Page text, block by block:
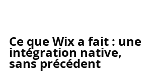
Ce que Wix a fait : une
intégration native,
sans précédent